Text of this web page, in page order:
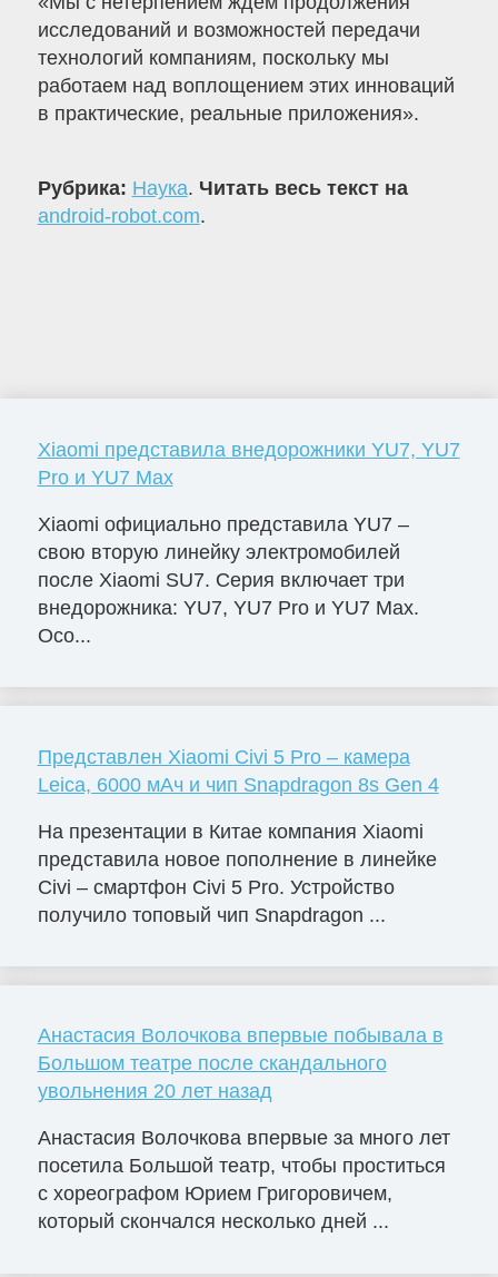
исследований и возможностей передачи
технологий компаниям, поскольку мы
работаем над воплощением этих инноваций
в практические, реальные приложения».
Рубрика: Наука. Читать весь текст на
android-robot.com.
Xiaomi представила внедорожники YU7, YU7
Pro и YU7 Max
Xiaomi официально представила YU7 –
свою вторую линейку электромобилей
после Xiaomi SU7. Серия включает три
внедорожника: YU7, YU7 Pro и YU7 Max.
Осо...
Представлен Xiaomi Civi 5 Pro – камера
Leica, 6000 мАч и чип Snapdragon 8s Gen 4
На презентации в Китае компания Xiaomi
представила новое пополнение в линейке
Civi – смартфон Civi 5 Pro. Устройство
получило топовый чип Snapdragon ...
Анастасия Волочкова впервые побывала в
Большом театре после скандального
увольнения 20 лет назад
Анастасия Волочкова впервые за много лет
посетила Большой театр, чтобы проститься
с хореографом Юрием Григоровичем,
который скончался несколько дней ...